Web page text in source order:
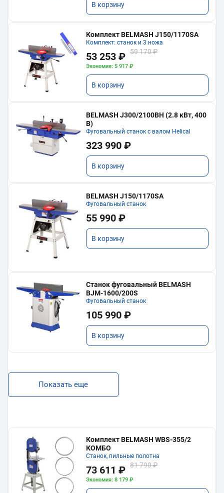
В корзину
Комплект BELMASH J150/1170SA
Комплект: станок и 3 ножа
53 253 ₽ 59 170 ₽
Экономия: 5 917 ₽
В корзину
BELMASH J300/2100ВH (2.8 кВт, 400
В)
Фуговальный станок с валом Helical
323 990 ₽
В корзину
BELMASH J150/1170SA
Фуговальный станок
55 990 ₽
В корзину
Станок фуговальный BELMASH
BJM-1600/200S
Фуговальный станок
105 990 ₽
В корзину
Показать еще
Комплект BELMASH WBS-355/2
КОМБО
Станок, пильные полотна
73 611 ₽ 81 790 ₽
Экономия: 8 179 ₽